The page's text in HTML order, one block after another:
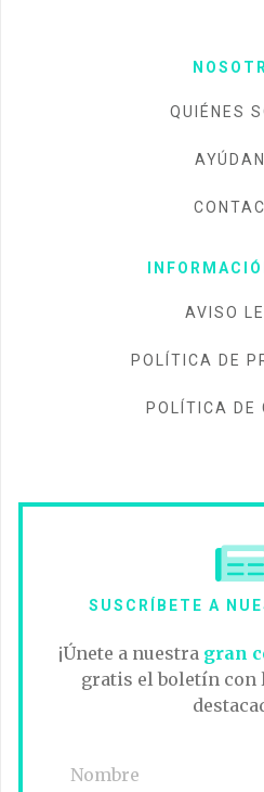
QUIÉNES
AVISO
POLÍTICA DE
POLÍTICA DE
SUSCRÍBETE A
¡Únete a nuestra gran
gratis el boletín con